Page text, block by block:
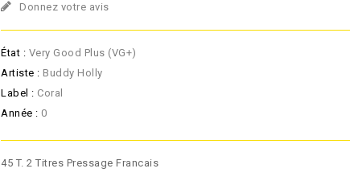
Donnez votre avis
État : Very Good Plus (VG+)
Artiste : Buddy Holly
Label : Coral
Année : 0
45 T. 2 Titres Pressage Francais